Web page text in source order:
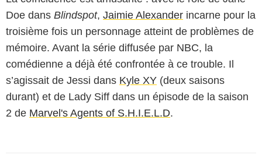
Doe dans Blindspot, Jaimie Alexander incarne pour la
troisième fois un personnage atteint de problèmes de
mémoire. Avant la série diffusée par NBC, la
comédienne a déjà été confrontée à ce trouble. Il
s’agissait de Jessi dans Kyle XY (deux saisons
durant) et de Lady Siff dans un épisode de la saison
2 de Marvel's Agents of S.H.I.E.L.D.